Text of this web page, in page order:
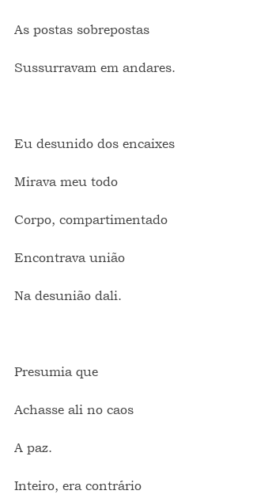
As postas sobrepostas
Sussurravam em andares.
Eu desunido dos encaixes
Mirava meu todo
Corpo, compartimentado
Encontrava união
Na desunião dali.
Presumia que
Achasse ali no caos
A paz.
Inteiro, era contrário